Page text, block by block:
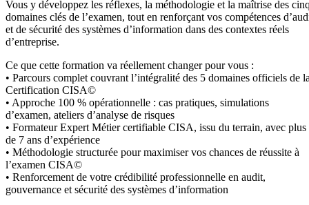
Vous y développez les réflexes, la méthodologie et la maîtrise des
domaines clés de l’examen, tout en renforçant vos compétences
et de sécurité des systèmes d’information dans des contextes réels
d’entreprise.
Ce que cette formation va réellement changer pour vous :
• Parcours complet couvrant l’intégralité des 5 domaines officiels de
Certification CISA©
• Approche 100 % opérationnelle : cas pratiques, simulations
d’examen, ateliers d’analyse de risques
• Formateur Expert Métier certifiable CISA, issu du terrain, avec plus
de 7 ans d’expérience
• Méthodologie structurée pour maximiser vos chances de réussite à
l’examen CISA©
• Renforcement de votre crédibilité professionnelle en audit,
gouvernance et sécurité des systèmes d’information